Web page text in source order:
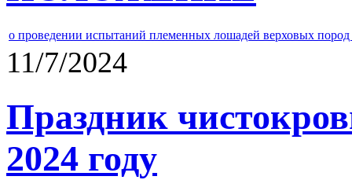
о проведении испытаний племенных лошадей верховых
11/7/2024
Праздник
2024 году